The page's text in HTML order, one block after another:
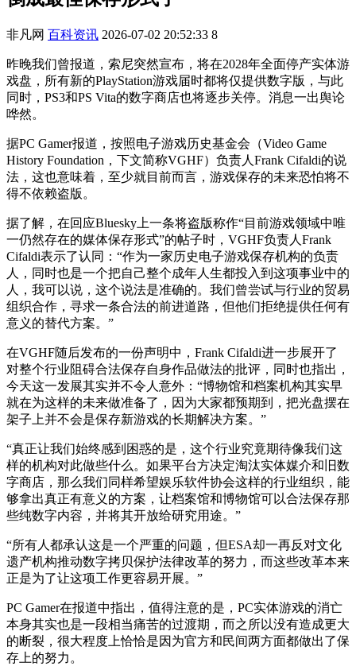
非凡网 百科资讯 2026-07-02 20:52:33 8
昨晚我们曾报道，索尼突然宣布，将在2028年全面停产实体游
戏盘，所有新的PlayStation游戏届时都将仅提供数字版，与此
同时，PS3和PS Vita的数字商店也将逐步关停。消息一出舆论
哗然。
据PC Gamer报道，按照电子游戏历史基金会（Video Game
History Foundation，下文简称VGHF）负责人Frank Cifaldi的说
法，这也意味着，至少就目前而言，游戏保存的未来恐怕将不
得不依赖盗版。
据了解，在回应Bluesky上一条将盗版称作“目前游戏领域中唯
一仍然存在的媒体保存形式”的帖子时，VGHF负责人Frank
Cifaldi表示了认同：“作为一家历史电子游戏保存机构的负责
人，同时也是一个把自己整个成年人生都投入到这项事业中的
人，我可以说，这个说法是准确的。我们曾尝试与行业的贸易
组织合作，寻求一条合法的前进道路，但他们拒绝提供任何有
意义的替代方案。”
在VGHF随后发布的一份声明中，Frank Cifaldi进一步展开了
对整个行业阻碍合法保存自身作品做法的批评，同时也指出，
今天这一发展其实并不令人意外：“博物馆和档案机构其实早
就在为这样的未来做准备了，因为大家都预期到，把光盘摆在
架子上并不会是保存新游戏的长期解决方案。”
“真正让我们始终感到困惑的是，这个行业究竟期待像我们这
样的机构对此做些什么。如果平台方决定淘汰实体媒介和旧数
字商店，那么我们同样希望娱乐软件协会这样的行业组织，能
够拿出真正有意义的方案，让档案馆和博物馆可以合法保存那
些纯数字内容，并将其开放给研究用途。”
“所有人都承认这是一个严重的问题，但ESA却一再反对文化
遗产机构推动数字拷贝保护法律改革的努力，而这些改革本来
正是为了让这项工作更容易开展。”
PC Gamer在报道中指出，值得注意的是，PC实体游戏的消亡
本身其实也是一段相当痛苦的过渡期，而之所以没有造成更大
的断裂，很大程度上恰恰是因为官方和民间两方面都做出了保
存上的努力。